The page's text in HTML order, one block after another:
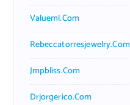
Valueml.com
Rebeccatorresjewelry.com
Jmpbliss.com
Drjorgerico.com